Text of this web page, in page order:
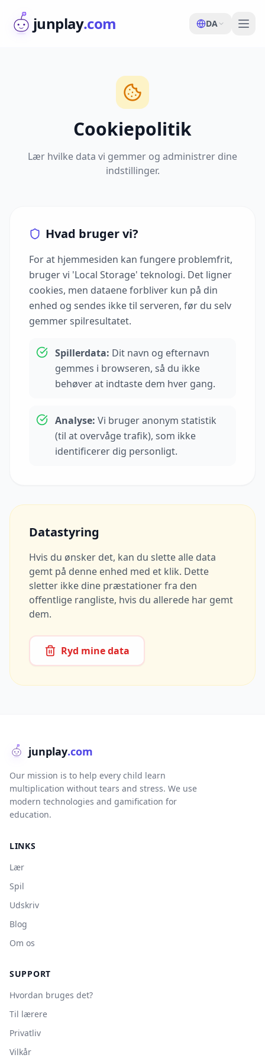
junplay.com DA
Cookiepolitik
Lær hvilke data vi gemmer og administrer dine
indstillinger.
Hvad bruger vi?
For at hjemmesiden kan fungere problemfrit,
bruger vi 'Local Storage' teknologi. Det ligner
cookies, men dataene forbliver kun på din
enhed og sendes ikke til serveren, før du selv
gemmer spilresultatet.
Spillerdata: Dit navn og efternavn
gemmes i browseren, så du ikke
behøver at indtaste dem hver gang.
Analyse: Vi bruger anonym statistik
(til at overvåge trafik), som ikke
identificerer dig personligt.
Datastyring
Hvis du ønsker det, kan du slette alle data
gemt på denne enhed med et klik. Dette
sletter ikke dine præstationer fra den
offentlige rangliste, hvis du allerede har gemt
dem.
Ryd mine data
junplay.com
Our mission is to help every child learn
multiplication without tears and stress. We use
modern technologies and gamification for
education.
LINKS
Lær
Spil
Udskriv
Blog
Om os
SUPPORT
Hvordan bruges det?
Til lærere
Privatliv
Vilkår